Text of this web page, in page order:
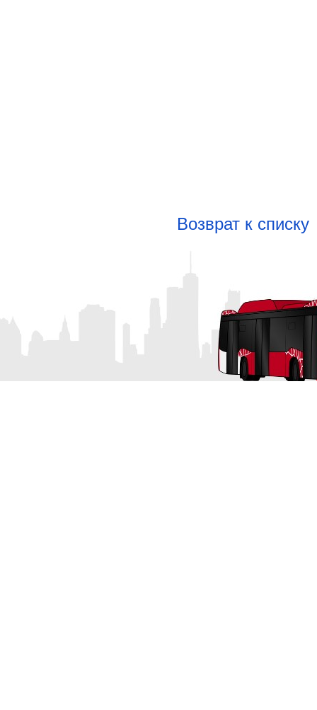
Возврат к списку